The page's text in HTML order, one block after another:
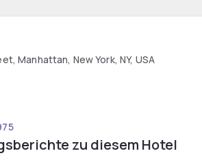
Manhattan, New York, NY, USA
zu diesem Hotel